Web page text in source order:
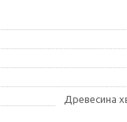
Древесина